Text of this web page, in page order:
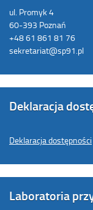
ul. Promyk 4
60-393 Poznań
+48 61 861 81 76
sekretariat@sp91.pl
Deklaracja
Deklaracja dostępności
Laboratoria